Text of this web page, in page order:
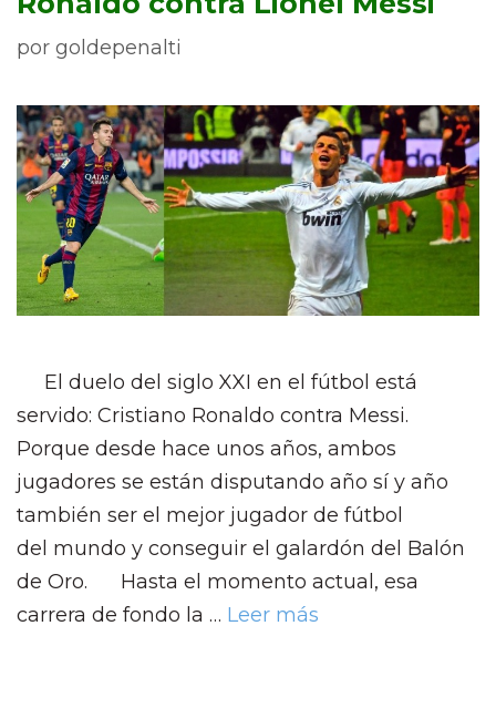
por goldepenalti
El duelo del siglo XXI en el fútbol está
servido: Cristiano Ronaldo contra Messi.
Porque desde hace unos años, ambos
jugadores se están disputando año sí y año
también ser el mejor jugador de fútbol
del mundo y conseguir el galardón del Balón
de Oro. Hasta el momento actual, esa
carrera de fondo la … Leer más